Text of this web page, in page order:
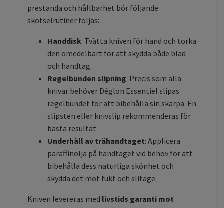
prestanda och hållbarhet bör följande
skötselrutiner följas:
Handdisk: Tvätta kniven för hand och torka
den omedelbart för att skydda både blad
och handtag.
Regelbunden slipning: Precis som alla
knivar behöver Déglon Essentiel slipas
regelbundet för att bibehålla sin skärpa. En
slipsten eller knivslip rekommenderas för
bästa resultat.
Underhåll av trähandtaget: Applicera
paraffinolja på handtaget vid behov för att
bibehålla dess naturliga skönhet och
skydda det mot fukt och slitage.
Kniven levereras med livstids garanti mot